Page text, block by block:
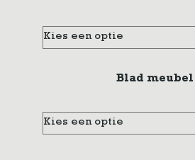
Blad meubel